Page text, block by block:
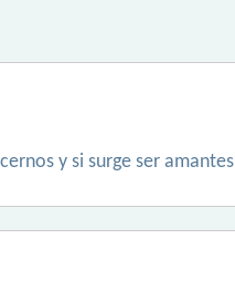
y si surge ser amantes